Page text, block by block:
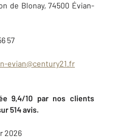
de Blonay, 74500 Évian-
57
evian@century21.fr
9,4/10 par nos clients
514 avis.
2026